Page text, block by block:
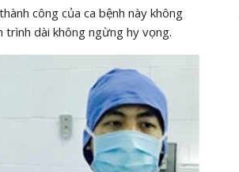
công của ca bệnh này không
trình dài không ngừng hy vọng.